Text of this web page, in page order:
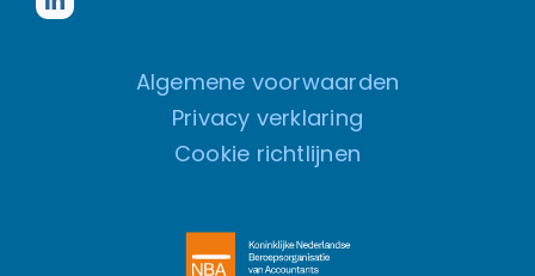
Algemene voorwaarden
Privacy verklaring
Cookie richtlijnen